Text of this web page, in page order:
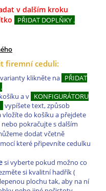
v dalším kroku
PŘIDAT DOPLŇKY .
firemní ceduli:
klikněte na PŘIDAT
a v KONFIGURÁTORU
vypíšete text, způsob
vložíte do košíku a přejdete
pokračujte s dalším
dodat včetně
které připevníte cedulku
si vyberte pokud možno co
si kvalitní hadřík (
plochu tak, aby na ní